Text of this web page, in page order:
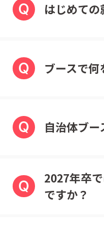
Q はじめて
Q ブースで
Q 自治体ブ
Q
2027年卒
ですか？